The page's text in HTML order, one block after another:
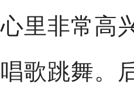
心里非常高
唱歌跳舞。